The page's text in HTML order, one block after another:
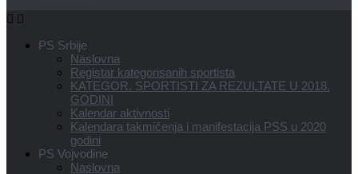
PS Srbije
Naslovna
Registar kategorisanih sportista
KATEGOR. SPORTISTI ZA REZULTATE U 2018.
GODINI
Kalendar aktivnosti
Kalendara takmičenja i manifestacija PSS u 2020
godini
PS Vojvodine
Naslovna